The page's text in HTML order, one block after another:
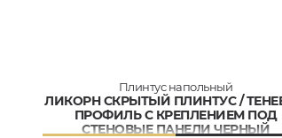
Плинтус напольный
ЛИКОРН СКРЫТЫЙ ПЛИНТУС /
ПРОФИЛЬ С КРЕПЛЕНИЕМ ПОД
СТЕНОВЫЕ ПАНЕЛИ ЧЕРНЫЙ